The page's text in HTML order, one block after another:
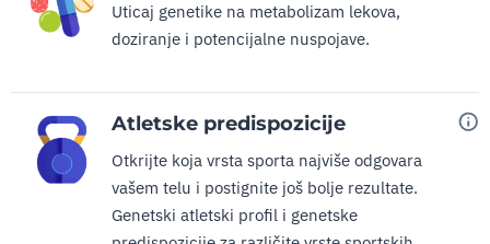
Uticaj genetike na metabolizam lekova,
doziranje i potencijalne nuspojave.
Atletske predispozicije
Otkrijte koja vrsta sporta najviše odgovara
vašem telu i postignite još bolje rezultate.
Genetski atletski profil i genetske